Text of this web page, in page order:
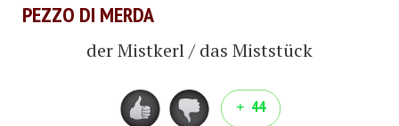
PEZZO DI MERDA
der Mistkerl / das Miststück
44